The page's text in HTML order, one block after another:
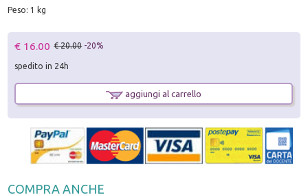
Peso: 1 kg
€ 16.00 € 20.00 -20%
spedito in 24h
aggiungi al carrello
COMPRA ANCHE